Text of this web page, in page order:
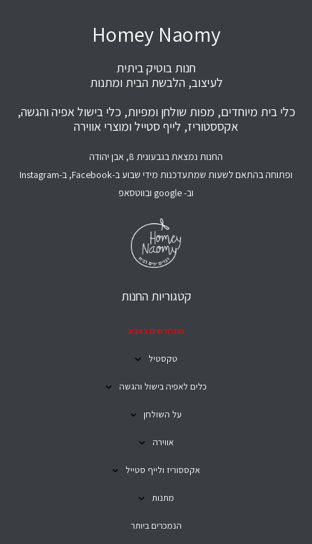
Homey Naomy
חנות בוטיק ביתית
לעיצוב, הלבשת הבית ומתנות
כלי בית מיוחדים, מפות שולחן ומפיות, כלי בישול אפיה והגשה,
אקססטוריז, לייף סטייל ומוצרי אווירה
החנות נמצאת בגבעונית 8, אבן יהודה
ופתוחה בהתאם לשעות שמתעדכנות מידי שבוע ב-Facebook, ב-Instagram
וב- google ובווטסאפ
קטגוריות החנות
מתחדשים באביב
טקסטיל
כלים לאפיה בישול והגשה
על השולחן
אווירה
אקססוריז ולייף סטייל
מתנות
הנמכרים ביותר